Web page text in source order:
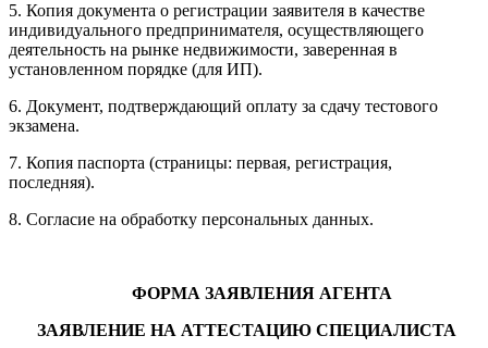
5. Копия документа о регистрации заявителя в качестве
индивидуального предпринимателя, осуществляющего
деятельность на рынке недвижимости, заверенная в
установленном порядке (для ИП).
6. Документ, подтверждающий оплату за сдачу тестового
экзамена.
7. Копия паспорта (страницы: первая, регистрация,
последняя).
8. Согласие на обработку персональных данных.
ФОРМА ЗАЯВЛЕНИЯ АГЕНТА
ЗАЯВЛЕНИЕ НА АТТЕСТАЦИЮ СПЕЦИАЛИСТА